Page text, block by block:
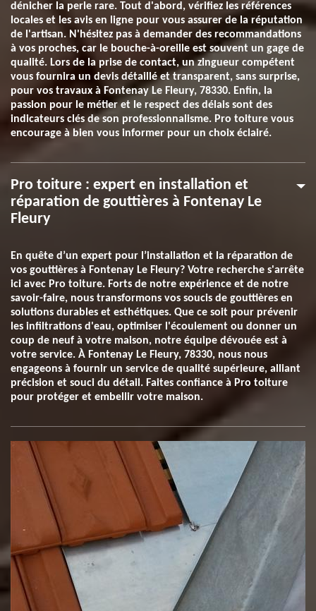
dénicher la perle rare. Tout d'abord, vérifiez les références
locales et les avis en ligne pour vous assurer de la réputation
de l'artisan. N'hésitez pas à demander des recommandations
à vos proches, car le bouche-à-oreille est souvent un gage de
qualité. Lors de la prise de contact, un zingueur compétent
vous fournira un devis détaillé et transparent, sans surprise,
pour vos travaux à Fontenay Le Fleury, 78330. Enfin, la
passion pour le métier et le respect des délais sont des
indicateurs clés de son professionnalisme. Pro toiture vous
encourage à bien vous informer pour un choix éclairé.
Pro toiture : expert en installation et
réparation de gouttières à Fontenay Le
Fleury
En quête d’un expert pour l’installation et la réparation de
vos gouttières à Fontenay Le Fleury? Votre recherche s'arrête
ici avec Pro toiture. Forts de notre expérience et de notre
savoir-faire, nous transformons vos soucis de gouttières en
solutions durables et esthétiques. Que ce soit pour prévenir
les infiltrations d'eau, optimiser l'écoulement ou donner un
coup de neuf à votre maison, notre équipe dévouée est à
votre service. À Fontenay Le Fleury, 78330, nous nous
engageons à fournir un service de qualité supérieure, alliant
précision et souci du détail. Faites confiance à Pro toiture
pour protéger et embellir votre maison.